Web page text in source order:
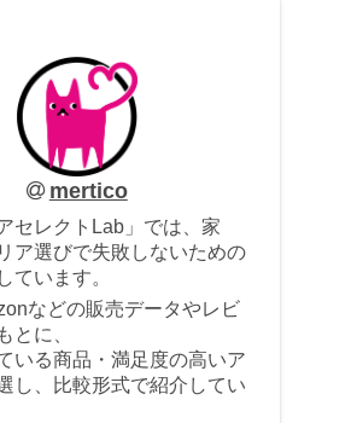
mertico
セレクトLab」では、家
ア選びで失敗しないための
ています。
などの販売データやレビ
とに、
いる商品・満足度の高いア
し、比較形式で紹介してい